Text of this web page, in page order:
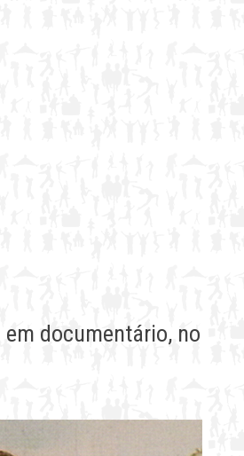
documentário, no